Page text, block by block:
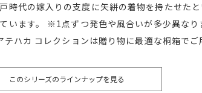
時代の嫁入りの支度に矢絣の着物を持たせたと
います。 ※1点ずつ発色や風合いが多少異なり
ハカ コレクションは贈り物に最適な桐箱でご
このシリーズのラインナップを見る